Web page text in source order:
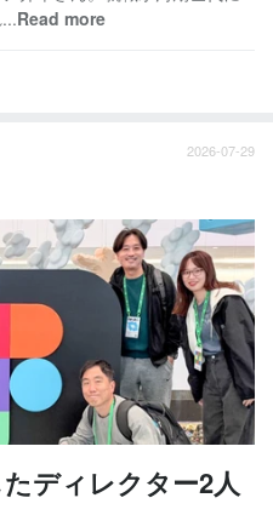
Read more
2026-07-29
ディレクター2人